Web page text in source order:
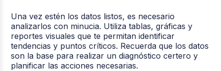
Una vez estén los datos listos, es necesario
analizarlos con minucia. Utiliza tablas, gráficas y
reportes visuales que te permitan identificar
tendencias y puntos críticos. Recuerda que los datos
son la base para realizar un diagnóstico certero y
planificar las acciones necesarias.